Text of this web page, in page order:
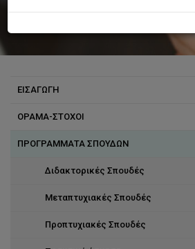
ΕΙΣΑΓΩΓΗ
ΟΡΑΜΑ-ΣΤΟΧΟΙ
Επιτυχίες Απόφοιτων
ΠΡΟΓΡΑΜΜΑΤΑ ΣΠΟΥΔΩΝ
Διδακτορικές Σπουδές
Μεταπτυχιακές Σπουδές
Προπτυχιακές Σπουδές